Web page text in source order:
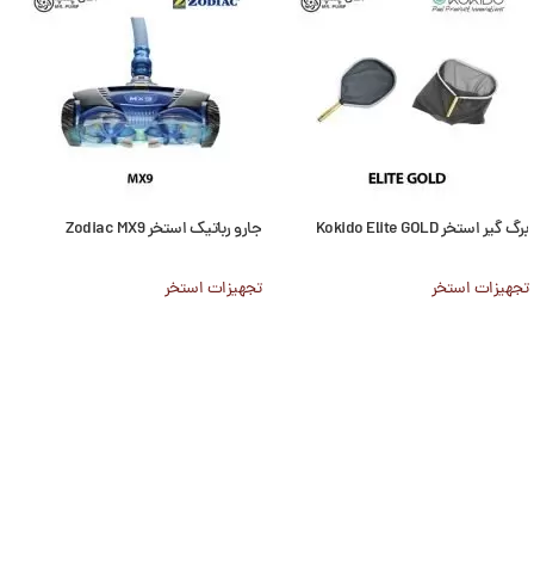
برگ گیر استخر Kokido Elite GOLD
تجهیزات استخر
جارو رباتیک استخر Zodiac MX9
تجهیزات استخر